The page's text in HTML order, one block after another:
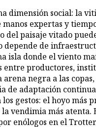
dimensión social: la
expertas y
del paisaje vitado
depende de
isla donde el viento
entre productores,
arena negra a las
de adaptación
gestos: el hoyo más
vendimia más atenta.
enólogos en el